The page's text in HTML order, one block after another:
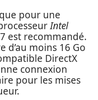
pour une
Intel
est recommandé.
d’au moins 16 Go
DirectX
connexion
pour les mises